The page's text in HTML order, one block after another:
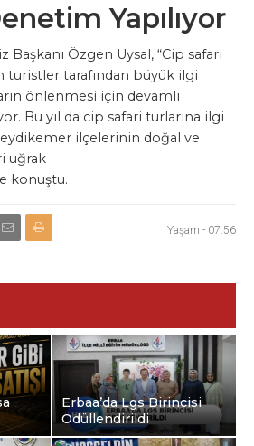
Yapılıyor
Başkanı Özgen Uysal, “Cip safari
turistler tarafından büyük ilgi
önlenmesi için devamlı
Bu yıl da cip safari turlarına ilgi
ilçelerinin doğal ve
uğrak
konuştu.
Yaşam - 07:56
Erbaa’da Lgs Birincisi
Ödüllendirildi